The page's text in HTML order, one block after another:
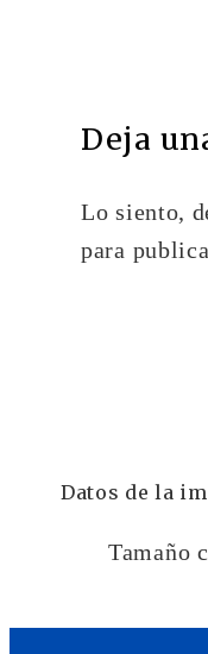
Deja
Lo siento,
para
Datos de la
Tamaño